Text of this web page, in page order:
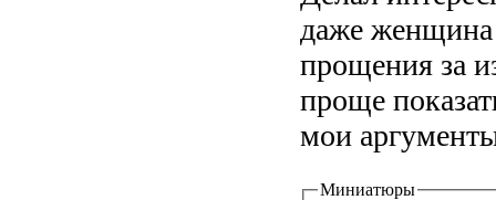
даже
прощения за
проще
мои
Миниатюры